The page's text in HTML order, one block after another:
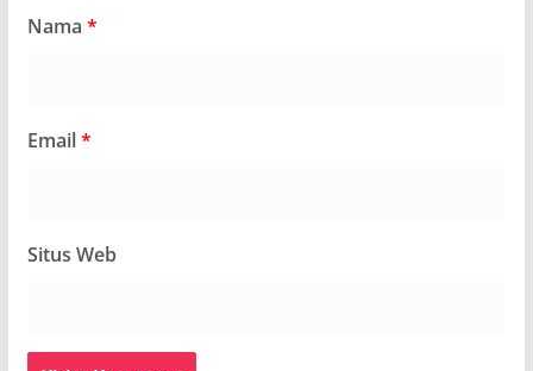
Nama *
Email*
Situs Web